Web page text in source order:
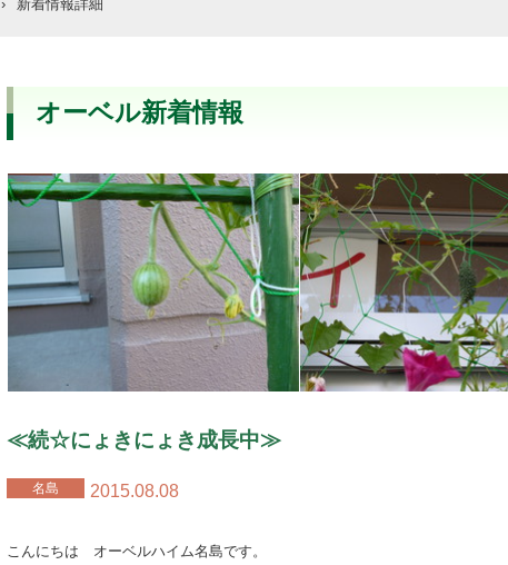
› 新着情報詳細
オーベル新着情報
≪続☆にょきにょき成長中≫
名島 2015.08.08
こんにちは オーベルハイム名島です。